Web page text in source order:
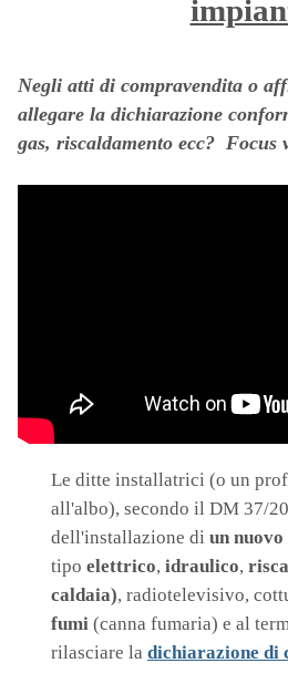
Negli atti di compravendita o
allegare la dichiarazione
gas, riscaldamento ecc? Focus
Le ditte installatrici (o un
all'albo), secondo il DM 37/
dell'installazione di un
tipo elettrico, idraulico,
caldaia), radiotelevisivo,
fumi (canna fumaria) e al
rilasciare la dichiarazione di